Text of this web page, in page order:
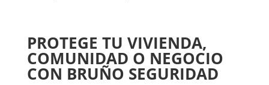
PROTEGE TU VIVIENDA,
COMUNIDAD O NEGOCIO
CON BRUÑO SEGURIDAD